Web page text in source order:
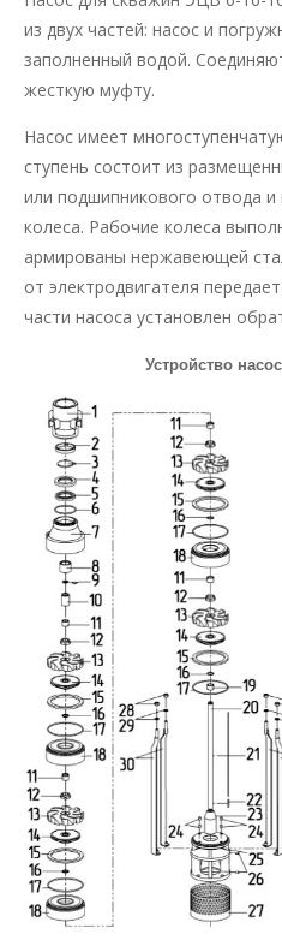
из двух частей: насос и
заполненный водой.
жесткую муфту.
Насос имеет
ступень состоит из
или подшипникового отвода
колеса. Рабочие колеса
армированы нержавеющей
от электродвигателя
части насоса установлен
Устройство